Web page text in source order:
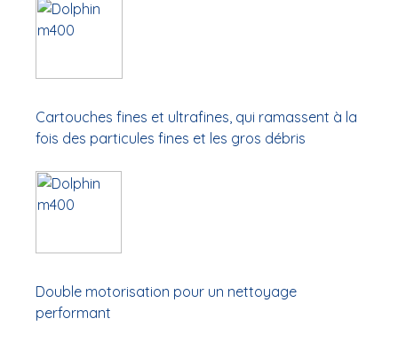
Cartouches fines et ultrafines, qui ramassent à la
fois des particules fines et les gros débris
Double motorisation pour un nettoyage
performant